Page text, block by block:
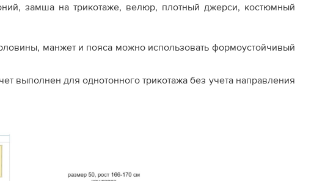
замша на трикотаже, велюр, плотный джерси, костюмный
манжет и пояса можно использовать формоустойчивый
выполнен для однотонного трикотажа без учета направления